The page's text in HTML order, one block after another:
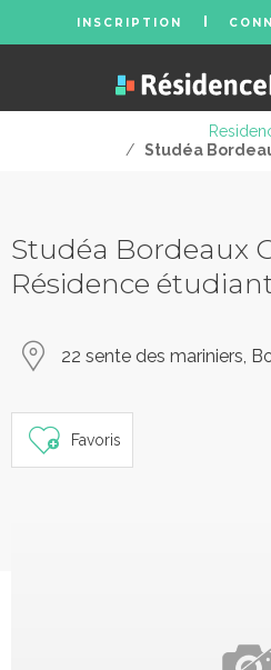
INSCRIPTION
/ Studéa
Studéa Bordeaux
Résidence
22 sente des mariniers,
Favoris